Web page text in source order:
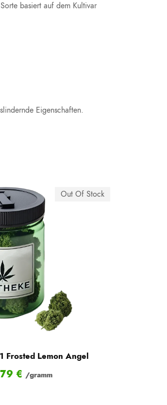
basiert auf dem Kultivar
Eigenschaften.
Out Of Stock
Frosted Lemon Angel
€ /gramm